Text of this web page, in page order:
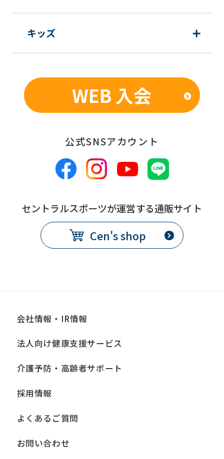
service.
Automatic
キッズ
WEB 入会
公式SNSアカウント
セントラルスポーツが運営する通販サイト
Cen's shop
会社情報・IR情報
法人向け健康支援サービス
介護予防・高齢者サポート
採用情報
よくあるご質問
お問い合わせ